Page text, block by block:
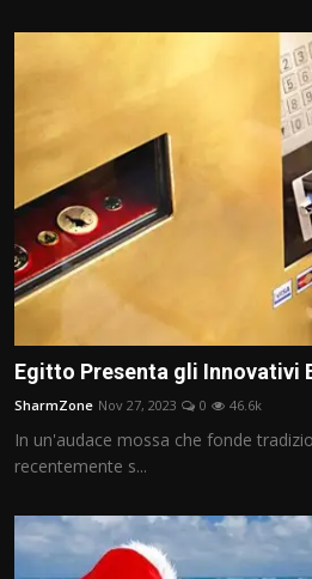
Egitto Presenta gli Innovativi
SharmZone Nov 27, 2023 0 46.6k
In un'audace mossa che fonde
recentemente s...